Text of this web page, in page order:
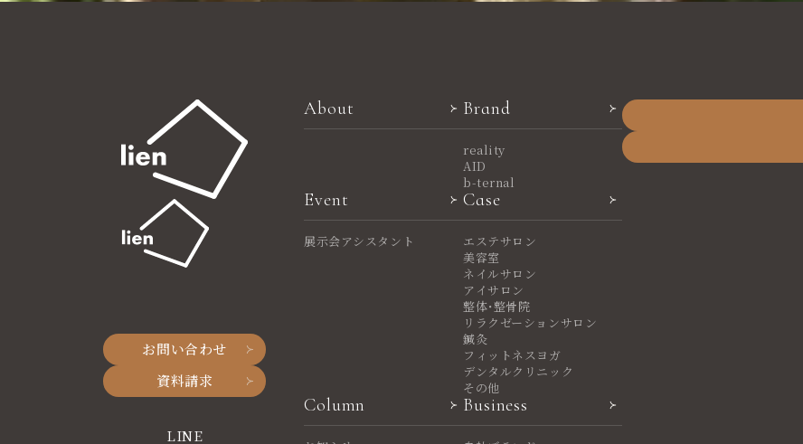
お問い合わせ
資料請求
LINE
About Brand
reality
AID
b-ternal
Event
展示会アシスタント
Case
エステサロン
美容室
ネイルサロン
アイサロン
整体・整骨院
リラクゼーションサロン
鍼灸
フィットネスヨガ
デンタルクリニック
その他
Column Business